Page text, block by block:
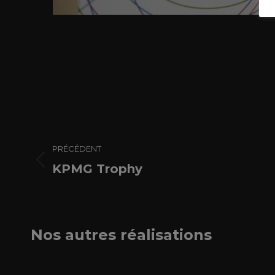
Navigation
de
PRÉCÉDENT
Onglet
KPMG Trophy
Nos autres réalisations